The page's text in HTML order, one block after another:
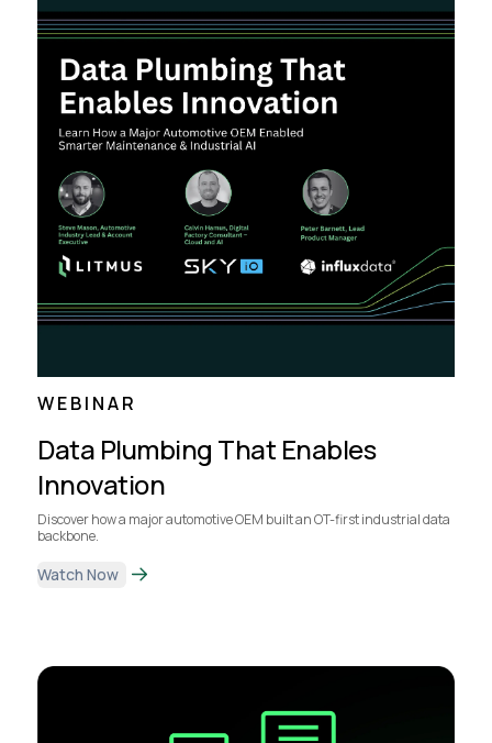
WEBINAR
Data Plumbing That Enables
Innovation
Discover how a major automotive OEM built an OT-first industrial data
backbone.
Watch Now